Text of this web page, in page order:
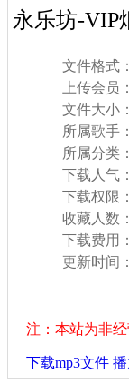
永乐坊-VIP
文件格式：
上传会员：
文件大小：
所属歌手：
所属分类：
下载人气：
下载权限：
收藏人数：
下载费用：
更新时间：
注：本站为非
下载mp3文件